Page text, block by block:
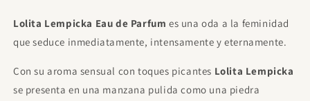
Hombre 100ml
€11.95 Gratis
para desbloquear.
Proraso After Shave Refrescante, con
Eucalipto y Mentol, 400 ml
Lolita Lempicka Eau de Parfum es una oda a la feminidad
que seduce inmediatamente, intensamente y eternamente.
Con su aroma sensual con toques picantes Lolita Lempicka
se presenta en una manzana pulida como una piedra